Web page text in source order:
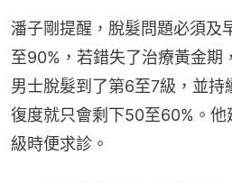
潘子剛提醒，脫髮問題必須及
至90%，若錯失了治療黃金期
男士脫髮到了第6至7級，並持
復度就只會剩下50至60%。
級時便求診。